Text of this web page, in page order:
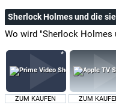
Sherlock Holmes und die
Wo wird "Sherlock Holmes
ZUM KAUFEN ZUM